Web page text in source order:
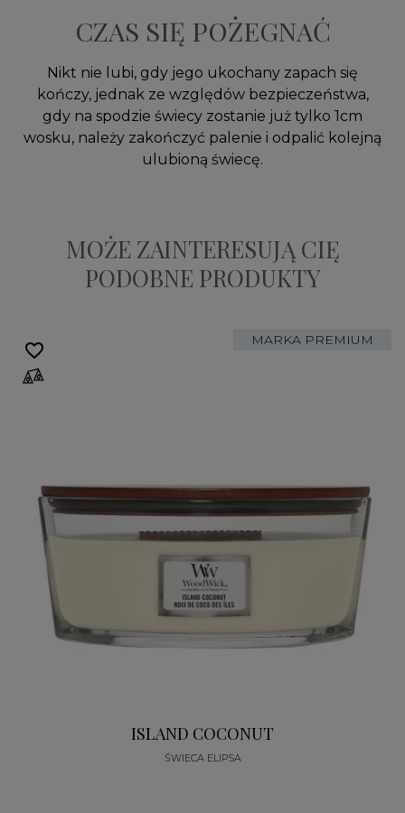
CZAS SIĘ POŻEGNAĆ
Nikt nie lubi, gdy jego ukochany zapach się
kończy, jednak ze względów bezpieczeństwa,
gdy na spodzie świecy zostanie już tylko 1cm
wosku, należy zakończyć palenie i odpalić kolejną
ulubioną świecę.
MOŻE ZAINTERESUJĄ CIĘ
PODOBNE PRODUKTY
MARKA PREMIUM
ISLAND COCONUT
ŚWIECA ELIPSA
favorite_border